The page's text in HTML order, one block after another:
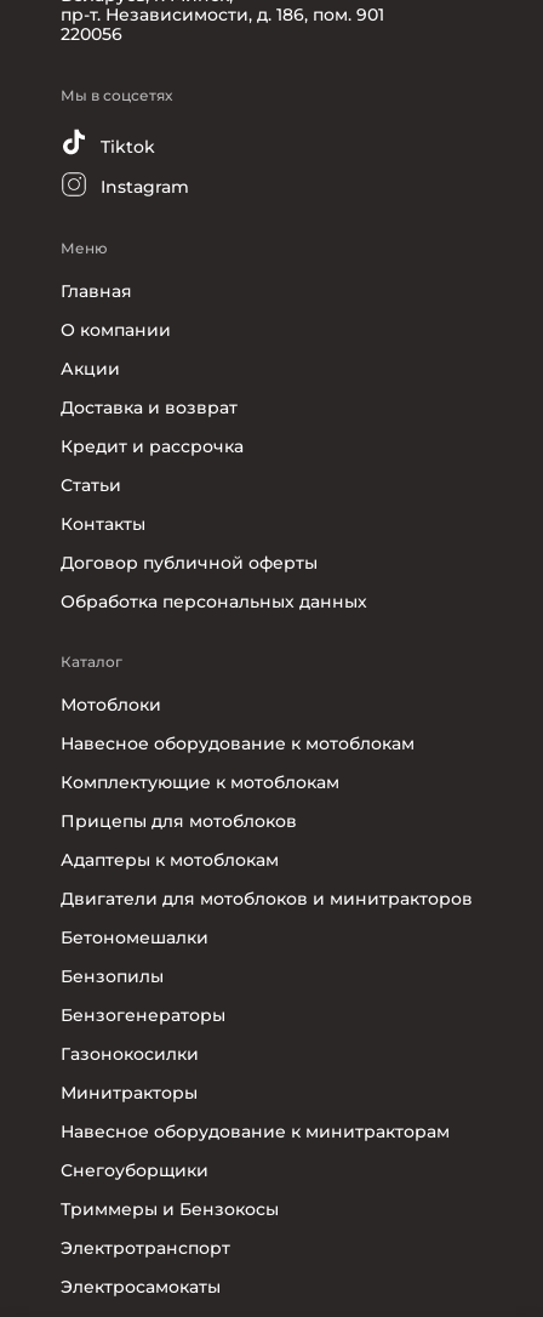
пр-т. Независимости, д. 186, пом. 901
220056
Мы в соцсетях
Tiktok
Instagram
Меню
Главная
О компании
Акции
Доставка и возврат
Кредит и рассрочка
Статьи
Контакты
Договор публичной оферты
Обработка персональных данных
Каталог
Мотоблоки
Навесное оборудование к мотоблокам
Комплектующие к мотоблокам
Прицепы для мотоблоков
Адаптеры к мотоблокам
Двигатели для мотоблоков и минитракторов
Бетономешалки
Бензопилы
Бензогенераторы
Газонокосилки
Минитракторы
Навесное оборудование к минитракторам
Снегоуборщики
Триммеры и Бензокосы
Электротранспорт
Электросамокаты